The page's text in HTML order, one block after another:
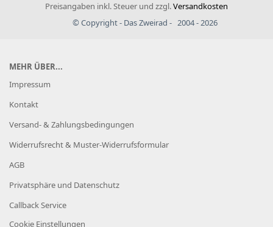
Preisangaben inkl. Steuer und zzgl.Versandkosten
© Copyright - Das Zweirad - 2004 - 2026
MEHR ÜBER...
Impressum
Kontakt
Versand- & Zahlungsbedingungen
Widerrufsrecht & Muster-Widerrufsformular
AGB
Privatsphäre und Datenschutz
Callback Service
Cookie Einstellungen